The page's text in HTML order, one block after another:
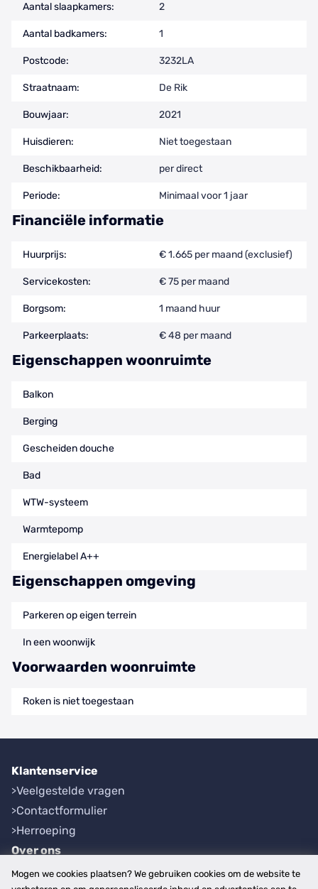
Aantal slaapkamers: 2
Aantal badkamers: 1
Postcode: 3232LA
Straatnaam: De Rik
Bouwjaar: 2021
Huisdieren: Niet toegestaan
Beschikbaarheid: per direct
Periode: Minimaal voor 1 jaar
Financiële informatie
Huurprijs: € 1.665 per maand (exclusief)
Servicekosten: € 75 per maand
Borgsom: 1 maand huur
Parkeerplaats: € 48 per maand
Eigenschappen woonruimte
Balkon
Berging
Gescheiden douche
Bad
WTW-systeem
Warmtepomp
Energielabel A++
Eigenschappen omgeving
Parkeren op eigen terrein
In een woonwijk
Voorwaarden woonruimte
Roken is niet toegestaan
Klantenservice
Veelgestelde vragen
Contactformulier
Herroeping
Over ons
Bedrijfsgegevens
Mogen we cookies plaatsen? We gebruiken cookies om de website te